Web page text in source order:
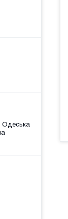
Одеська